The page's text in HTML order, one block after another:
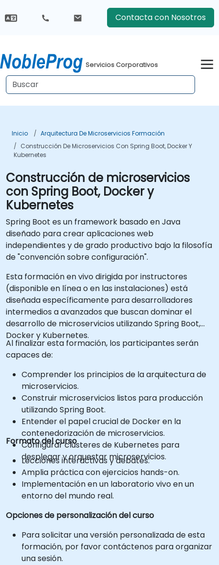
Contacta con Nosotros
Servicios Corporativos
Inicio
Arquitectura De Microservicios Formación
Construcción De Microservicios Con Spring Boot, Docker Y
Kubernetes
Construcción de microservicios
con Spring Boot, Docker y
Kubernetes
Spring Boot es un framework basado en Java
diseñado para crear aplicaciones web
independientes y de grado productivo bajo la filosofía
de "convención sobre configuración".
Esta formación en vivo dirigida por instructores
(disponible en línea o en las instalaciones) está
diseñada específicamente para desarrolladores
intermedios a avanzados que buscan dominar el
desarrollo de microservicios utilizando Spring Boot,
Docker y Kubernetes.
Al finalizar esta formación, los participantes serán
capaces de:
Comprender los principios de la arquitectura de
microservicios.
Construir microservicios listos para producción
utilizando Spring Boot.
Entender el papel crucial de Docker en la
contenedorización de microservicios.
Configurar clústeres de Kubernetes para
desplegar y orquestar microservicios.
Formato del curso
Lecciones interactivas y debates.
Amplia práctica con ejercicios hands-on.
Implementación en un laboratorio vivo en un
entorno del mundo real.
Opciones de personalización del curso
Para solicitar una versión personalizada de esta
formación, por favor contáctenos para organizar
una sesión.